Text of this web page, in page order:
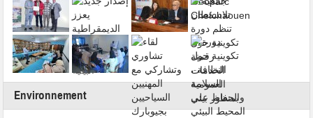
Environnement